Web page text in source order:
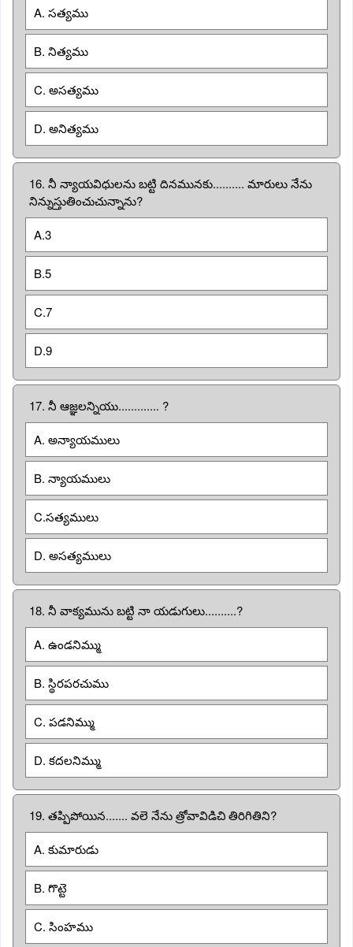
A. సత్యము
B. నిత్యము
C. అసత్యము
D. అనిత్యము
16. నీ న్యాయవిధులను బట్టి దినమునకు.......... మారులు నేను
నిన్నుస్తుతించుచున్నాను?
A.3
B.5
C.7
D.9
17. నీ ఆజ్ఞలన్నియు............. ?
A. అన్యాయములు
B. న్యాయములు
C.సత్యములు
D. అసత్యములు
18. నీ వాక్యమును బట్టి నా యడుగులు..........?
A. ఉండనిమ్ము
B. స్థిరపరచుము
C. పడనిమ్ము
D. కదలనిమ్ము
19. తప్పిపోయిన....... వలె నేను త్రోవావిడిచి తిరిగితిని?
A. కుమారుడు
B. గొట్టె
C. సింహము